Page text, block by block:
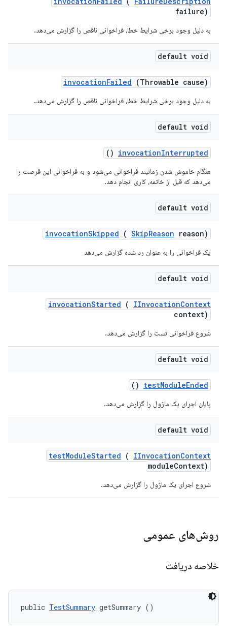
failure)
به دلیل وجود برخی شرایط خطا، فراخوانی ناقص را گزارش می‌دهد.
default void
invocationFailed (Throwable cause)
به دلیل وجود برخی شرایط خطا، فراخوانی ناقص را گزارش می‌دهد.
default void
invocationInterrupted
()
هنگام خاموش شدن زمانبند فراخوانی می‌شود و به فراخوانی این فرصت را
می‌دهد که قبل از خاتمه، کاری انجام دهد.
default void
invocationSkipped ( SkipReason reason)
یک فراخوانی را به عنوان رد شده گزارش می‌دهد
default void
invocationStarted ( IInvocationContext
context)
شروع فراخوانی تست را گزارش می‌دهد.
default void
testModuleEnded
()
پایان اجرای یک ماژول را گزارش می‌دهد.
default void
testModuleStarted ( IInvocationContext
moduleContext)
شروع اجرای یک ماژول را گزارش می‌دهد.
روش‌های عمومی
خلاصه دریافت
public TestSummary getSummary ()